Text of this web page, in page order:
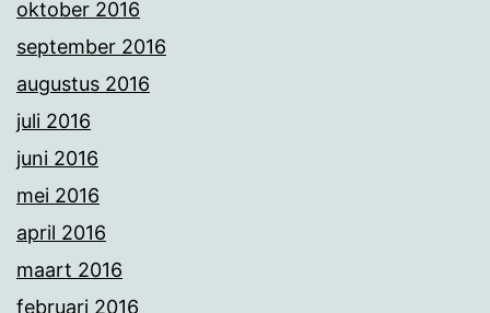
oktober 2016
september 2016
augustus 2016
juli 2016
juni 2016
mei 2016
april 2016
maart 2016
februari 2016